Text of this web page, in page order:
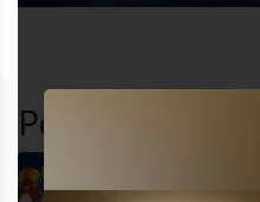
Popular en LVI
Con mis